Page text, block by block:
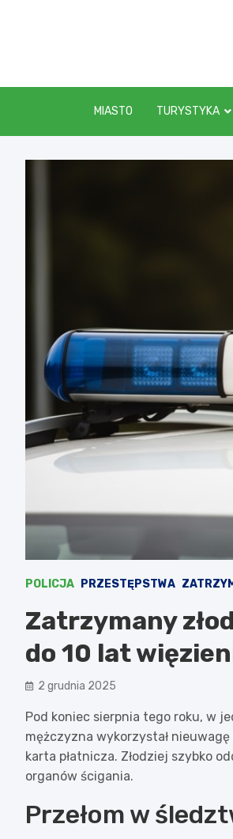
MIASTO TURYSTYKA
POLICJA PRZESTĘPSTWA
Zatrzymany
do 10 lat
2 grudnia 2025
Pod koniec sierpnia tego roku, w
mężczyzna wykorzystał
karta płatnicza. Złodziej szybko
organów ścigania.
Przełom w